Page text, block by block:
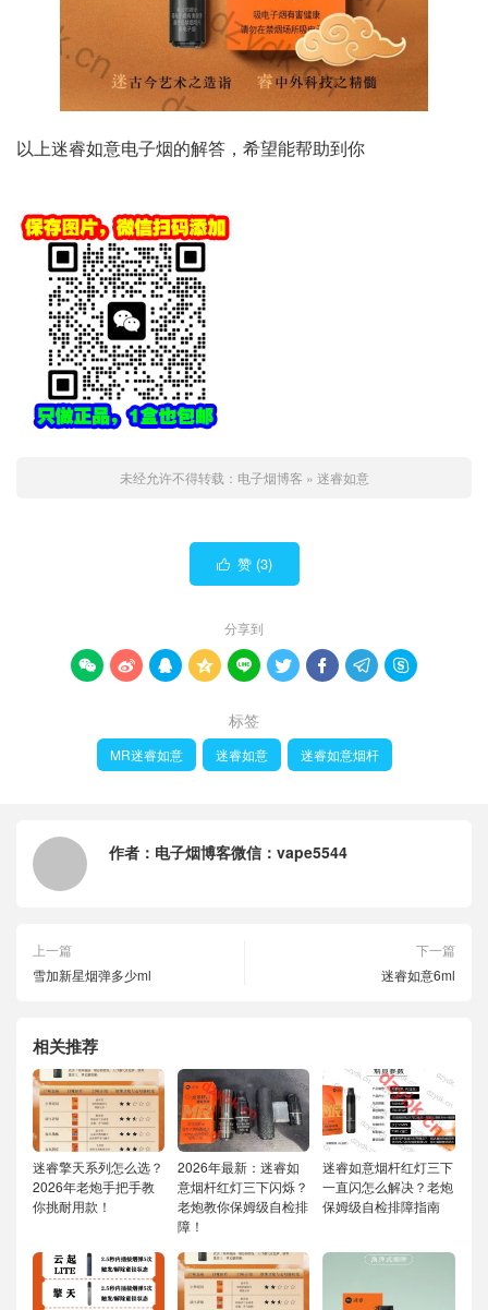
以上迷睿如意电子烟的解答，希望能帮助到你
未经允许不得转载： 电子烟博客 » 迷睿如意
 赞 (3)
分享到
        
标签
MR迷睿如意 迷睿如意 迷睿如意烟杆
作者： 电子烟博客微信：vape5544
上一篇
雪加新星烟弹多少ml
下一篇
迷睿如意6ml
相关推荐
迷睿擎天系列怎么选？
2026年老炮手把手教
你挑耐用款！
2026年最新：迷睿如
意烟杆红灯三下闪烁？
老炮教你保姆级自检排
障！
迷睿如意烟杆红灯三下
一直闪怎么解决？老炮
保姆级自检排障指南